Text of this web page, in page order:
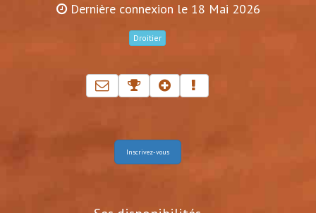
Dernière connexion le 18 Mai 2026
Droitier
Inscrivez-vous